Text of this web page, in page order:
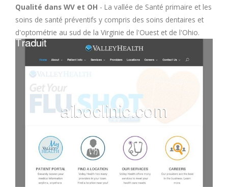
K
L
M
N
O
Qualité dans WV et OH - La vallée de Santé primaire et les
soins de santé préventifs y compris des soins dentaires et
d'optométrie au sud de la Virginie de l'Ouest et de l'Ohio.